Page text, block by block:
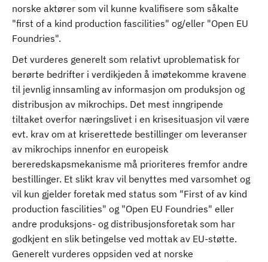
norske aktører som vil kunne kvalifisere som såkalte
"first of a kind production fascilities" og/eller "Open EU
Foundries".
Det vurderes generelt som relativt uproblematisk for
berørte bedrifter i verdikjeden å imøtekomme kravene
til jevnlig innsamling av informasjon om produksjon og
distribusjon av mikrochips. Det mest inngripende
tiltaket overfor næringslivet i en krisesituasjon vil være
evt. krav om at kriserettede bestillinger om leveranser
av mikrochips innenfor en europeisk
bereredskapsmekanisme må prioriteres fremfor andre
bestillinger. Et slikt krav vil benyttes med varsomhet og
vil kun gjelder foretak med status som "First of av kind
production fascilities" og "Open EU Foundries" eller
andre produksjons- og distribusjonsforetak som har
godkjent en slik betingelse ved mottak av EU-støtte.
Generelt vurderes oppsiden ved at norske